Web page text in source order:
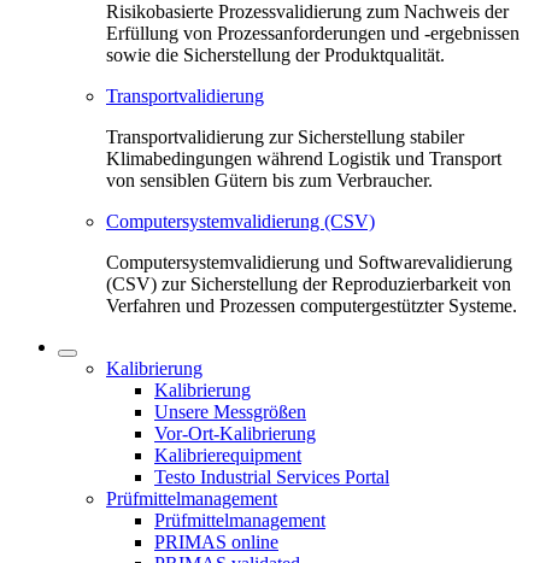
Risikobasierte Prozessvalidierung zum Nachweis der
Erfüllung von Prozessanforderungen und -ergebnissen
sowie die Sicherstellung der Produktqualität.
Transportvalidierung
Transportvalidierung zur Sicherstellung stabiler
Klimabedingungen während Logistik und Transport
von sensiblen Gütern bis zum Verbraucher.
Computersystemvalidierung (CSV)
Computersystemvalidierung und Softwarevalidierung
(CSV) zur Sicherstellung der Reproduzierbarkeit von
Verfahren und Prozessen computergestützter Systeme.
Kalibrierung
Kalibrierung
Unsere Messgrößen
Vor-Ort-Kalibrierung
Kalibrierequipment
Testo Industrial Services Portal
Prüfmittelmanagement
Prüfmittelmanagement
PRIMAS online